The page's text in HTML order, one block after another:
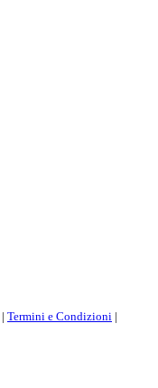
| Termini e Condizioni |